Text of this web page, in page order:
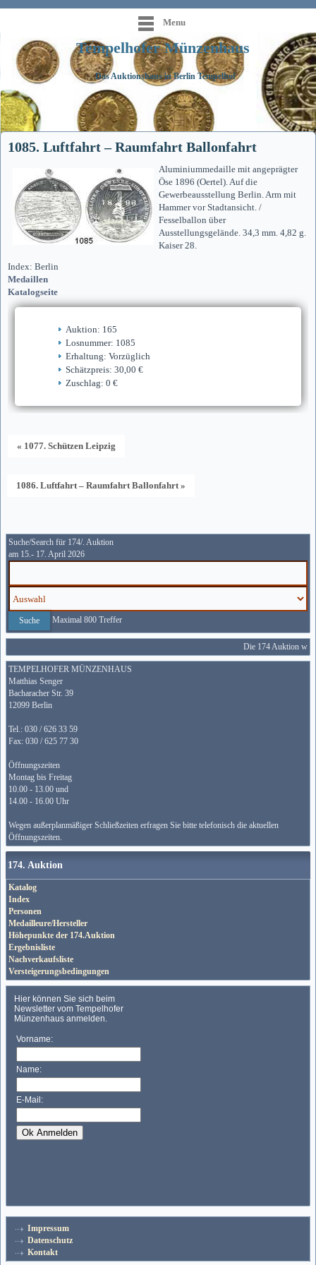
Menu
Tempelhofer Münzenhaus
Das Auktionshaus in Berlin Tempelhof
1085. Luftfahrt – Raumfahrt Ballonfahrt
Aluminiummedaille mit angeprägter
Öse 1896 (Oertel). Auf die
Gewerbeausstellung Berlin. Arm mit
Hammer vor Stadtansicht. /
Fesselballon über
Ausstellungsgelände. 34,3 mm. 4,82 g.
Kaiser 28.
Index: Berlin
Medaillen
Katalogseite
Auktion: 165
Losnummer: 1085
Erhaltung: Vorzüglich
Schätzpreis: 30,00 €
Zuschlag: 0 €
« 1077. Schützen Leipzig
1086. Luftfahrt – Raumfahrt Ballonfahrt »
Suche/Search für 174/. Auktion
am 15.- 17. April 2026
Maximal 800 Treffer
Die 174 Auktion
TEMPELHOFER MÜNZENHAUS
Matthias Senger
Bacharacher Str. 39
12099 Berlin
Tel.: 030 / 626 33 59
Fax: 030 / 625 77 30
Öffnungszeiten
Montag bis Freitag
10.00 - 13.00 und
14.00 - 16.00 Uhr
Wegen außerplanmäßiger Schließzeiten erfragen Sie bitte telefonisch die aktuellen
Öffnungszeiten.
174. Auktion
Katalog
Index
Personen
Medailleure/Hersteller
Höhepunkte der 174.Auktion
Ergebnisliste
Nachverkaufsliste
Versteigerungsbedingungen
Impressum
Datenschutz
Kontakt